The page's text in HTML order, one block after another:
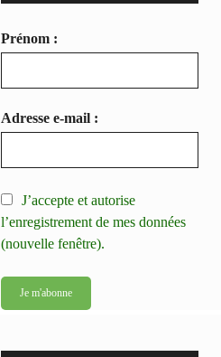
Prénom :
Adresse e-mail :
J’accepte et autorise
l’enregistrement de mes données
(nouvelle fenêtre).